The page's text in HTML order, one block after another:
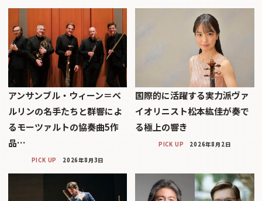
アンサンブル・ウィーン＝ベ
ルリンの名手たちと群響によ
るモーツァルトの協奏曲5作
品…
PICK UP 2026年8月3日
国際的に活躍する実力派ヴァ
イオリニスト松本紘佳が奏で
る極上の響き
PICK UP 2026年8月2日